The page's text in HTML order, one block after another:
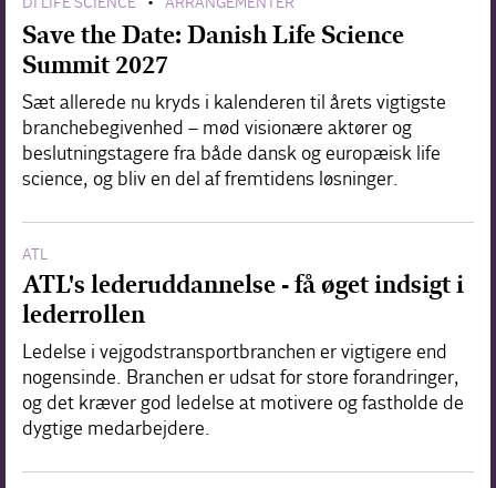
•
Save the Date: Danish Life Science
Summit 2027
Sæt allerede nu kryds i kalenderen til årets vigtigste
branchebegivenhed – mød visionære aktører og
beslutningstagere fra både dansk og europæisk life
science, og bliv en del af fremtidens løsninger.
ATL
ATL's lederuddannelse - få øget indsigt i
lederrollen
Ledelse i vejgodstransportbranchen er vigtigere end
nogensinde. Branchen er udsat for store forandringer,
og det kræver god ledelse at motivere og fastholde de
dygtige medarbejdere.